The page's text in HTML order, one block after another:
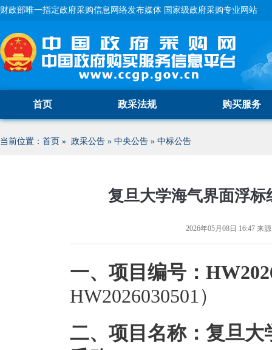
财政部唯一指定政府采购信息网络发布媒体 国家级政府采购专业网站
首页 政采法规 购买服务
当前位置： 首页 » 政采公告 » 中央公告 » 中标公告
复旦大学海气界面浮
2026年05月08日 16:47 来
一、项目编号：
HW2026030501）
二、项目名称：复旦